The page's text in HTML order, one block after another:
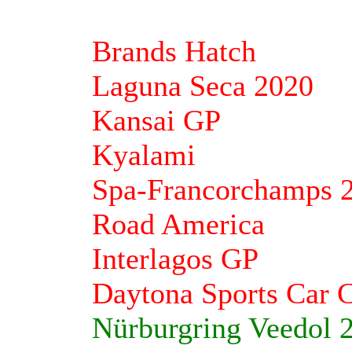
Brands Hatch
Laguna Seca 2020
Kansai GP
Kyalami
Spa-Francorchamps
Road America
Interlagos GP
Daytona Sports Car
Nürburgring Veedol